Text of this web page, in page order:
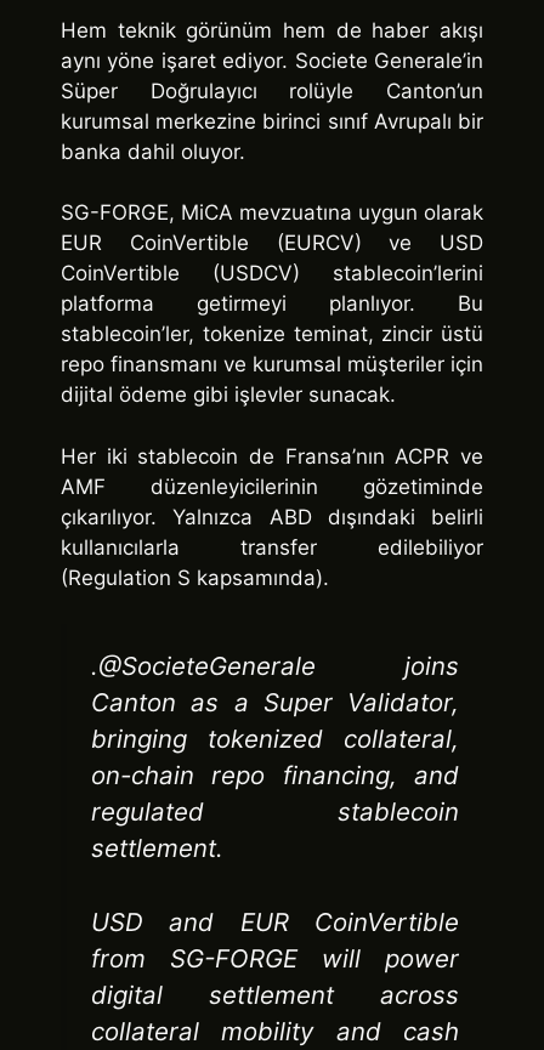
Hem teknik görünüm hem de haber akışı
aynı yöne işaret ediyor. Societe Generale’in
Süper Doğrulayıcı rolüyle Canton’un
kurumsal merkezine birinci sınıf Avrupalı bir
banka dahil oluyor.
SG-FORGE, MiCA mevzuatına uygun olarak
EUR CoinVertible (EURCV) ve USD
CoinVertible (USDCV) stablecoin’lerini
platforma getirmeyi planlıyor. Bu
stablecoin’ler, tokenize teminat, zincir üstü
repo finansmanı ve kurumsal müşteriler için
dijital ödeme gibi işlevler sunacak.
Her iki stablecoin de Fransa’nın ACPR ve
AMF düzenleyicilerinin gözetiminde
çıkarılıyor. Yalnızca ABD dışındaki belirli
kullanıcılarla transfer edilebiliyor
(Regulation S kapsamında).
.@SocieteGenerale joins
Canton as a Super Validator,
bringing tokenized collateral,
on-chain repo financing, and
regulated stablecoin
settlement.
USD and EUR CoinVertible
from SG-FORGE will power
digital settlement across
collateral mobility and cash